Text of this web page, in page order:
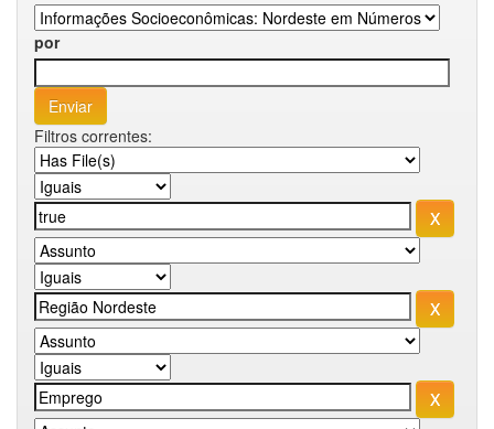
por
Filtros correntes: